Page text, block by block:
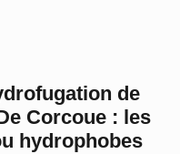
de
Corcoue : les
hydrophobes